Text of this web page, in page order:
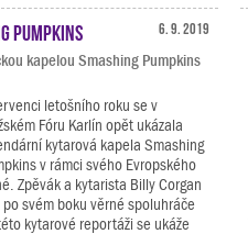
6. 9. 2019
Pumpkins
kapelou Smashing Pumpkins
letošního roku se v
Fóru Karlín opět ukázala
kytarová kapela Smashing
v rámci svého Evropského
Zpěvák a kytarista Billy Corgan
po svém boku věrné spoluhráče
kytarové reportáži se ukáže